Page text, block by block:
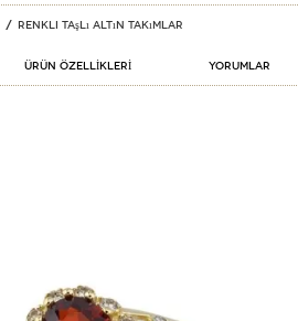
Renkli Taşlı Altın Takımlar
ÜRÜN ÖZELLİKLERİ Yorumlar